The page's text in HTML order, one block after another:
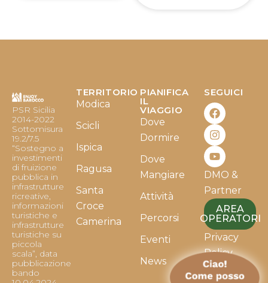
PSR Sicilia
2014-2022
Sottomisura
19.2/7.5
“Sostegno a
investimenti
di fruizione
pubblica in
infrastrutture
ricreative,
informazioni
turistiche e
infrastrutture
turistiche su
piccola
scala”, data
pubblicazione
bando
TERRITORIO
Modica
Scicli
Ispica
Ragusa
Santa
Croce
Camerina
PIANIFICA
IL
VIAGGIO
Dove
Dormire
Dove
Mangiare
Attività
Percorsi
Eventi
News
SEGUICI
F
a
c
e
b
o
o
k
I
n
s
t
a
g
r
a
m
Y
o
u
t
u
b
e
DMO &
Partner
AREA
OPERATORI
Privacy
Policy
Cookie